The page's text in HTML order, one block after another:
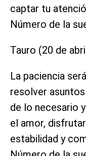
captar tu
Número de la
Tauro (20 de
La paciencia
resolver
de lo necesario
el amor,
estabilidad y